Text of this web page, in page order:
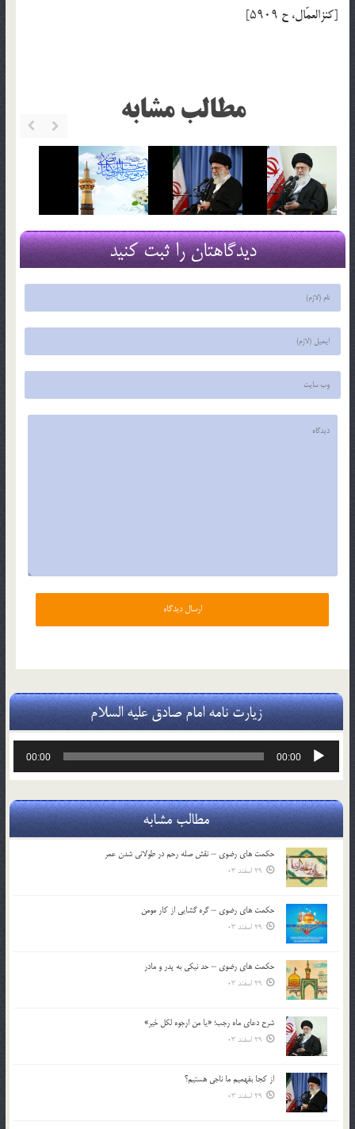
[كنزالعمّال، ح ۵۹۰۹]
مطالب مشابه
دیدگاهتان را ثبت کنید
زیارت نامه امام صادق علیه السلام
پخش‌کننده
00:00
00:00
مطالب مشابه
حکمت های رضوی – نقش صله رحم در طولانی شدن عمر
29 اسفند 03
حکمت های رضوی – گره گشایی از کار مومن
29 اسفند 03
حکمت های رضوی – حد نیکی به پدر و مادر
29 اسفند 03
شرح دعای ماه رجب؛ «یا من ارجوه لکل خیر»
29 اسفند 03
از كجا بفهميم ما ناجی هستیم؟
29 اسفند 03